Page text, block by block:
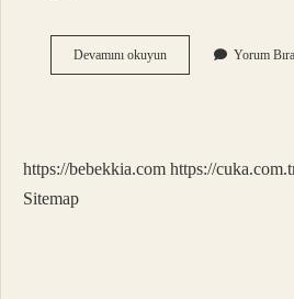
Devamını okuyunKafa
Şekil
Yorum
https://bebekkia.com https://
Sitemap